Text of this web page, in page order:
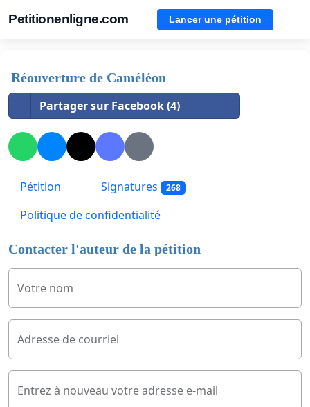
Petitionenligne.com Lancer une pétition
Réouverture de Caméléon
Partager sur Facebook (4)
Pétition Signatures 268
Politique de confidentialité
Contacter l'auteur de la pétition
Votre nom
Adresse de courriel
Entrez à nouveau votre adresse e-mail